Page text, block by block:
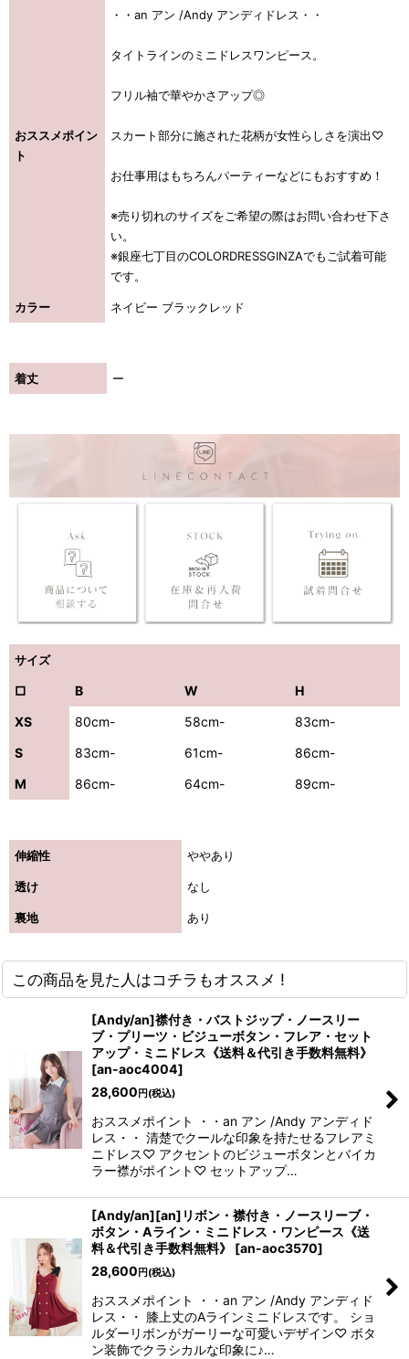
おススメポイン
ト
・・an アン /Andy アンディドレス・・
タイトラインのミニドレスワンピース。
フリル袖で華やかさアップ◎
スカート部分に施された花柄が女性らしさを演出♡
お仕事用はもちろんパーティーなどにもおすすめ！
※売り切れのサイズをご希望の際はお問い合わせ下さ
い。
※銀座七丁目のCOLORDRESSGINZAでもご試着可能
です。
カラー ネイビー ブラックレッド
着丈 ー
サイズ
□ B W
H
XS
80cm- 58cm-
83cm-
S
83cm- 61cm-
86cm-
M
86cm- 64cm- 89cm-
伸縮性 ややあり
透け なし
裏地 あり
この商品を見た人はコチラもオススメ !
[Andy/an]襟付き・バストジップ・ノースリー
ブ・プリーツ・ビジューボタン・フレア・セット
アップ・ミニドレス《送料＆代引き手数料無料》
[an-aoc4004]
28,600 円 (税込)
おススメポイント ・・an アン /Andy アンディド
レス・・ 清楚でクールな印象を持たせるフレアミ
ニドレス♡ アクセントのビジューボタンとバイカ
ラー襟がポイント♡ セットアップ…
[Andy/an][an]リボン・襟付き・ノースリーブ・
ボタン・Aライン・ミニドレス・ワンピース《送
料＆代引き手数料無料》
[an-aoc3570]
28,600 円 (税込)
おススメポイント ・・an アン /Andy アンディド
レス・・ 膝上丈のAラインミニドレスです。 ショ
ルダーリボンがガーリーな可愛いデザイン♡ ボタ
ン装飾でクラシカルな印象に♪…